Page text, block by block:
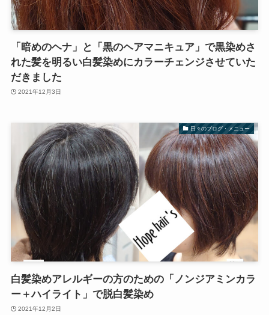
「暗めのヘナ」と「黒のヘアマニキュア」で黒染めさ
れた髪を明るい白髪染めにカラーチェンジさせていた
だきました
2021年12月3日
日々のブログ・メニュー
白髪染めアレルギーの方のための「ノンジアミンカラ
ー＋ハイライト」で脱白髪染め
2021年12月2日